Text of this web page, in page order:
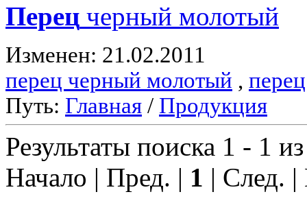
Перец черный молотый
Изменен: 21.02.2011
перец черный молотый , перец
Путь: Главная / Продукция
Результаты поиска 1 - 1
Начало | Пред. | 1 | След.